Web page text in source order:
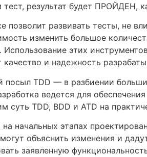
тест, результат будет ПРОЙДЕН,
позволит развивать тесты, не
изменить большое
этих
качество и надежность
посыл TDD — в разбиении
ведется для
суть TDD, BDD и ATD на
на начальных этапах
объяснить изменения и
заявленную